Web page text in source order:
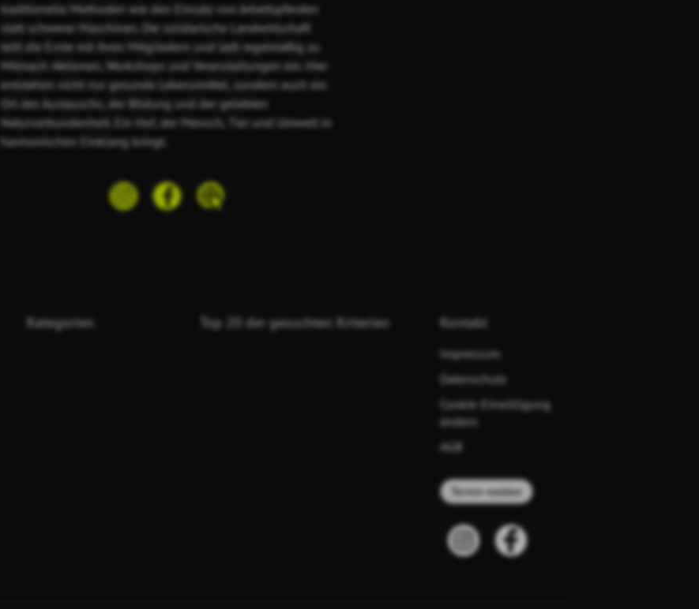
traditionelle Methoden wie den Einsatz von Arbeitspferden
statt schwerer Maschinen. Die solidarische Landwirtschaft
teilt die Ernte mit ihren Mitgliedern und lädt regelmäßig zu
Mitmach-Aktionen, Workshops und Veranstaltungen ein. Hier
entstehen nicht nur gesunde Lebensmittel, sondern auch ein
Ort des Austauschs, der Bildung und der gelebten
Naturverbundenheit. Ein Hof, der Mensch, Tier und Umwelt in
harmonischen Einklang bringt.
Kategorien Top 20 der gesuchten Kriterien Kontakt
Impressum
Datenschutz
Cookie-Einwilligung
ändern
AGB
Termin melden